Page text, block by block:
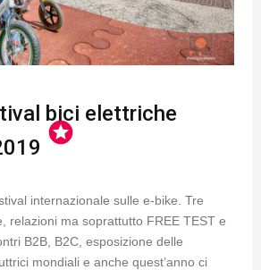
bici elettriche
stars
internazionale sulle e-bike. Tre
relazioni ma soprattutto FREE TEST e
B2B, B2C, esposizione delle
mondiali e anche quest’anno ci